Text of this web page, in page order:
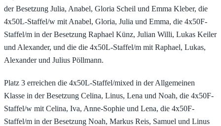
der Besetzung Julia, Anabel, Gloria Scheil und Emma Kleber, die
4x50L-Staffel/w mit Anabel, Gloria, Julia und Emma, die 4x50F-
Staffel/m in der Besetzung Raphael Künz, Julian Willi, Lukas Keiler
und Alexander, und die die 4x50L-Staffel/m mit Raphael, Lukas,
Alexander und Julius Pöllmann.
Platz 3 erreichen die 4x50L-Staffel/mixed in der Allgemeinen
Klasse in der Besetzung Celina, Linus, Lena und Noah, die 4x50F-
Staffel/w mit Celina, Iva, Anne-Sophie und Lena, die 4x50F-
Staffel/m in der Besetzung Noah, Markus Reis, Samuel und Linus